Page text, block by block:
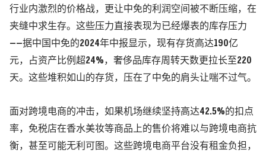
行业内激烈的价格战，更让中免的利润空间被不断压缩，在
夹缝中求生存。这些压力直接表现为已经爆表的库存压力
——据中国中免的2024年中报显示，现有存货高达190亿
元，占资产比例超24%，奢侈品库存周转天数更拉长至220
天。这些堆积如山的存货，压在了中免的肩头让喘不过气。
面对跨境电商的冲击，如果机场继续坚持高达42.5%的扣点
率，免税店在香水美妆等商品上的售价将难以与跨境电商抗
衡，甚至可能无利可图。这些跨境电商平台没有租金负担，